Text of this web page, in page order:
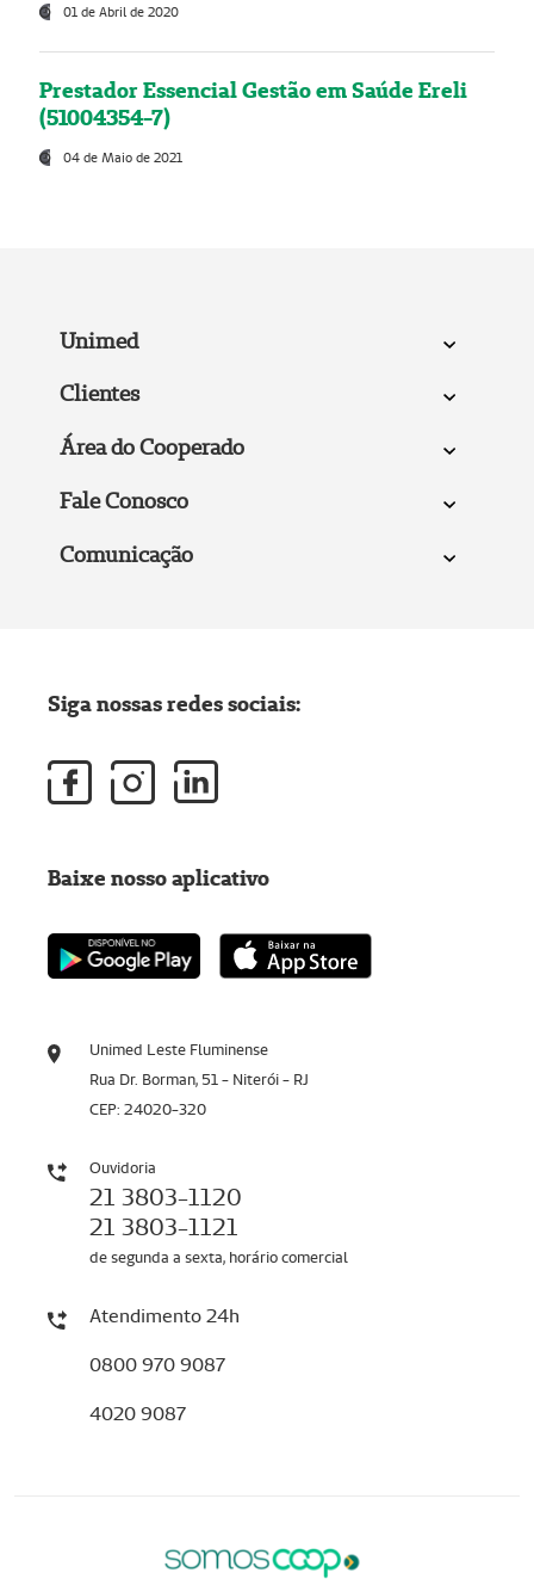
01 de Abril de 2020
Prestador Essencial Gestão em Saúde Ereli
(51004354-7)
04 de Maio de 2021
Unimed
Clientes
Área do Cooperado
Fale Conosco
Comunicação
Unimed Leste Fluminense
Rua Dr. Borman, 51 - Niterói - RJ
CEP: 24020-320
Ouvidoria
21 3803-1120
21 3803-1121
de segunda a sexta, horário comercial
Atendimento 24h
0800 970 9087
4020 9087
Siga nossas redes sociais:
Baixe nosso aplicativo